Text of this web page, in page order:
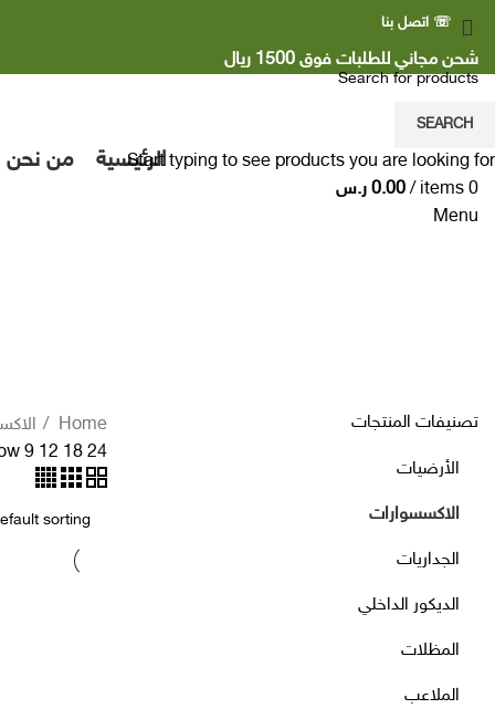
☏ اتصل بنا
شحن مجاني للطلبات فوق 1500 ريال
الرئيسية من نحن
0
items
/
0.00 ر.س
Menu
تصنيفات المنتجات
الأرضيات
الاكسسوارات
الجداريات
الديكور الداخلي
المظلات
الملاعب
Home
9 12 18 24
SEARCH
Start typing to see products you are looking for.